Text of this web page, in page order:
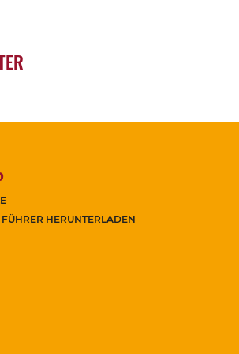
HERUNTERLADEN